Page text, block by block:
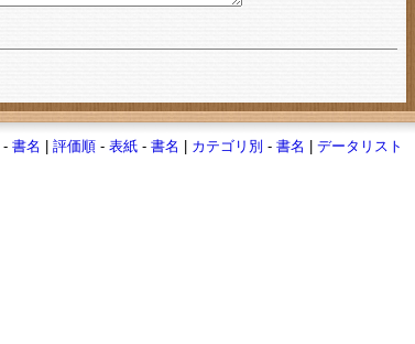
-書名 |評価順 -表紙 -書名 カテゴリ別 -書名 |データリスト